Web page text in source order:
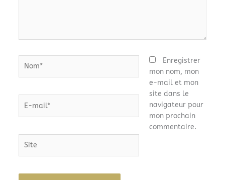
mail*
Enregistrer
mon nom, mon
e-mail et mon
site dans le
navigateur pour
mon prochain
commentaire.